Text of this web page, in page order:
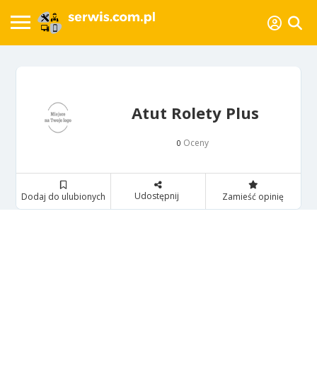
Atut Rolety Plus
0 Oceny
Dodaj do ulubionych Udostępnij Zamieść opinię